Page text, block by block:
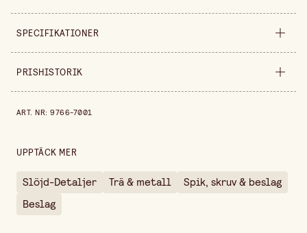
SPECIFIKATIONER
Produktvariant 1 st
PRISHISTORIK
ART. NR:9766-7001
UPPTÄCK MER
Slöjd-Detaljer Trä & metall
Spik, skruv & beslag
Beslag